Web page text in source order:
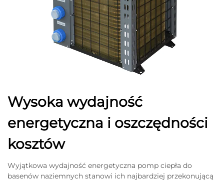
Wysoka wydajność
energetyczna i oszczędności
kosztów
Wyjątkowa wydajność energetyczna pomp ciepła do
basenów naziemnych stanowi ich najbardziej przekonującą